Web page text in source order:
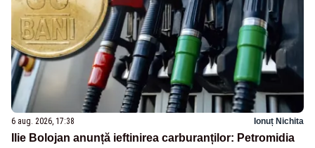
6 aug. 2026, 17:38 Ionuț Nichita
Ilie Bolojan anunță ieftinirea carburanților: Petromidia